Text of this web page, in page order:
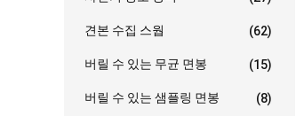
견본 수집 스웝 (62)
버릴 수 있는 무균 면봉 (15)
버릴 수 있는 샘플링 면봉 (8)